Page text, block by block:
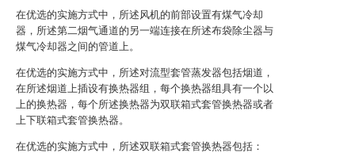
在优选的实施方式中，所述风机的前部设置有煤气冷却
器，所述第二烟气通道的另一端连接在所述布袋除尘器与
煤气冷却器之间的管道上。
在优选的实施方式中，所述对流型套管蒸发器包括烟道，
在所述烟道上插设有换热器组，每个换热器组具有一个以
上的换热器，每个所述换热器为双联箱式套管换热器或者
上下联箱式套管换热器。
在优选的实施方式中，所述双联箱式套管换热器包括：